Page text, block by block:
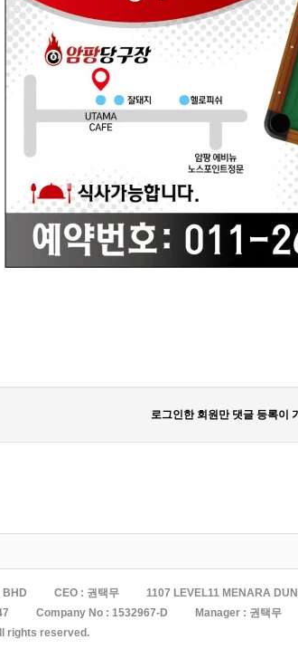
로그인한 회원만 댓글 등록이
BHD CEO : 권택무
1107 LEVEL11 MENARA
Company No : 1532967-D Manager : 권택무
rights reserved.